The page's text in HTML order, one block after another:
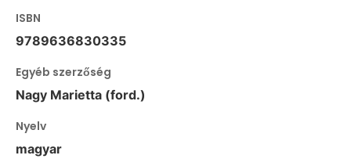
ISBN
9789636830335
Egyéb szerzőség
Nagy Marietta (ford.)
Nyelv
magyar